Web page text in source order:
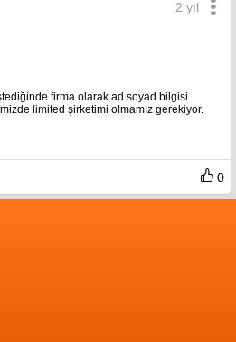
2 yıl
firma olarak ad soyad bilgisi
limited şirketimi olmamız gerekiyor.
0